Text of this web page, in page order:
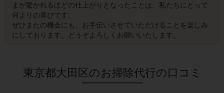
まが驚かれるほどの仕上がりとなったことは、私たちにとって
何よりの喜びです。
ぜひまたの機会にも、お手伝いさせていただけることを楽しみ
にしております。どうぞよろしくお願いいたします。
東京都大田区のお掃除代行の口コミ